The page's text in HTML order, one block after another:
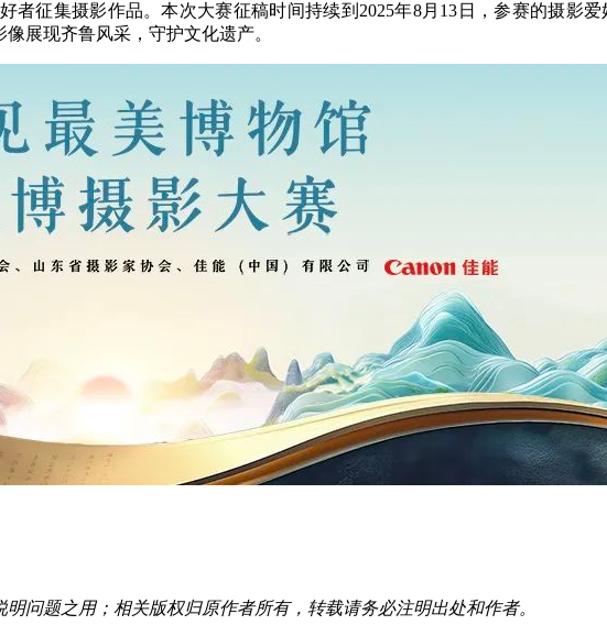
征集摄影作品。本次大赛征稿时间持续到2025年8月13日，参赛的摄影
展现齐鲁风采，守护文化遗产。
问题之用；相关版权归原作者所有，转载请务必注明出处和作者。